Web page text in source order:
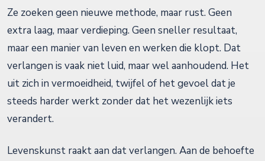
Ze zoeken geen nieuwe methode, maar rust. Geen
extra laag, maar verdieping. Geen sneller resultaat,
maar een manier van leven en werken die klopt. Dat
verlangen is vaak niet luid, maar wel aanhoudend. Het
uit zich in vermoeidheid, twijfel of het gevoel dat je
steeds harder werkt zonder dat het wezenlijk iets
verandert.
Levenskunst raakt aan dat verlangen. Aan de behoefte